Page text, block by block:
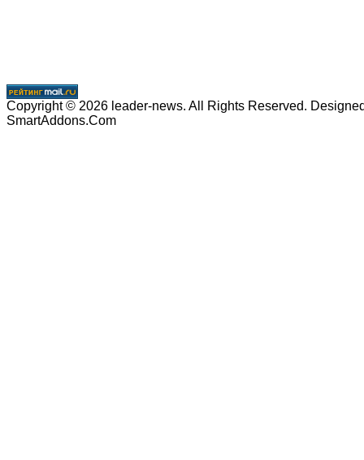
Copyright © 2026 leader-news. All Rights Reserved.
SmartAddons.Com